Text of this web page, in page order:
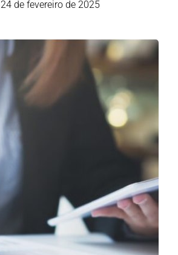
24 de fevereiro de 2025